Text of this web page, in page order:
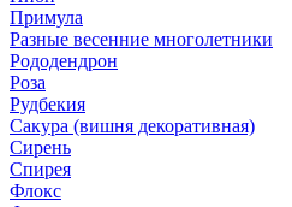
Примула
Разные весенние многолетники
Рододендрон
Роза
Рудбекия
Сакура (вишня декоративная)
Сирень
Спирея
Флокс